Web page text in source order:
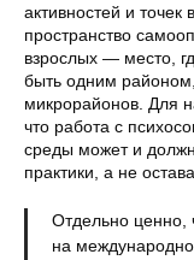
активностей и точек
пространство
взрослых — место,
быть одним
микрорайонов. Для
что работа с
среды может и
практики, а не
Отдельно ценно,
на